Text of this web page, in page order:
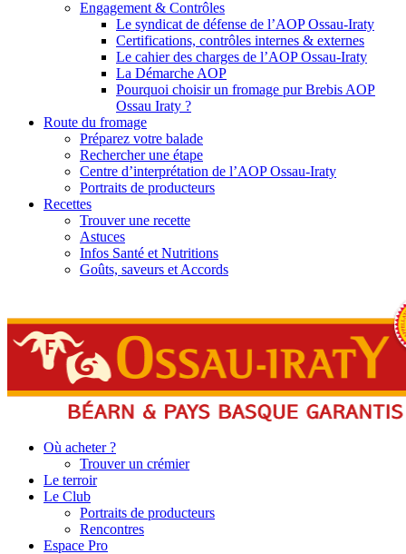
Engagement & Contrôles
Le syndicat de défense de l’AOP Ossau-Iraty
Certifications, contrôles internes & externes
Le cahier des charges de l’AOP Ossau-Iraty
La Démarche AOP
Pourquoi choisir un fromage pur Brebis AOP
Ossau Iraty ?
Route du fromage
Préparez votre balade
Rechercher une étape
Centre d’interprétation de l’AOP Ossau-Iraty
Portraits de producteurs
Recettes
Trouver une recette
Astuces
Infos Santé et Nutritions
Goûts, saveurs et Accords
Où acheter ?
Trouver un crémier
Le terroir
Le Club
Portraits de producteurs
Rencontres
Espace Pro